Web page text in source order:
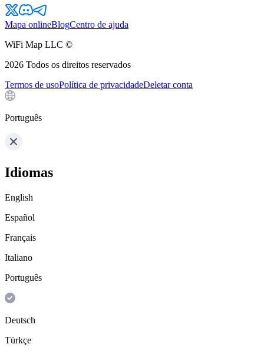
Mapa onlineBlogCentro de ajuda
WiFi Map LLC ©
2026 Todos os direitos reservados
Termos de usoPolítica de privacidadeDeletar conta
Português
Idiomas
English
Español
Français
Italiano
Português
Deutsch
Türkçe